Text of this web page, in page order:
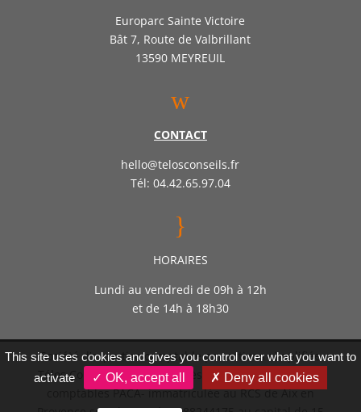
Europarc Sainte Victoire
Bât 7, Route de Valbrillant
13590 MEYREUIL
w
CONTACT
hello@telosconseils.fr
Tél: 04.42.65.97.04
}
HORAIRES
Lundi au vendredi de 09h à 12h
et de 14h à 18h30
Société d’expertise comptable par actions simplifiée
Télos Conseil – Inscrite auprès de l’ordre des experts
comptables PACA- immatriculée au RCS de Aix en
This site uses cookies and gives you control over what you want to
activate
✓ OK, accept all ✗ Deny all cookies